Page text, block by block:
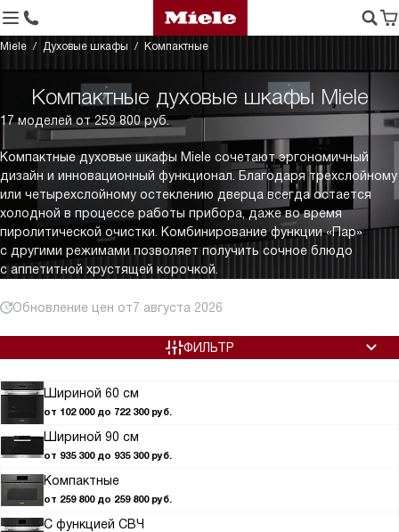
Miele Духовые шкафы Компактные
Компактные духовые шкафы Miele
17 моделей от 259 800 руб.
Компактные духовые шкафы Miele сочетают эргономичный
дизайн и инновационный функционал. Благодаря трехслойному
или четырехслойному остеклению дверца всегда остается
холодной в процессе работы прибора, даже во время
пиролитической очистки. Комбинирование функции «Пар»
с другими режимами позволяет получить сочное блюдо
с аппетитной хрустящей корочкой.
Обновление цен от7 августа 2026
Шириной 60 см
от 102 000 до 722 300 руб.
Шириной 90 см
от 935 300 до 935 300 руб.
Компактные
от 259 800 до 259 800 руб.
С функцией СВЧ
ФИЛЬТР